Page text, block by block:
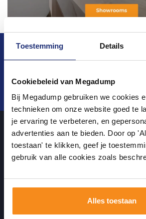
Toestemming Details
Cookiebeleid van Megadump
Bij Megadump gebruiken we cookies
technieken om onze website goed te
je ervaring te verbeteren, en
advertenties aan te bieden. Door op
toestaan' te klikken, geef je
gebruik van alle cookies zoals
Alles toestaan
Blijf op de hoogte van het
ontwikkelingen
Over ons
online winkel kan bestellen!